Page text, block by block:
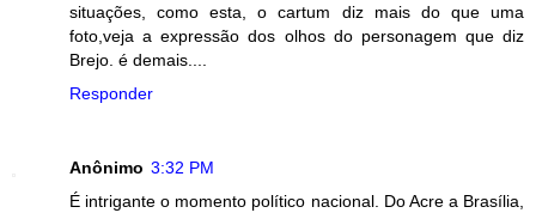
situações, como esta, o cartum diz mais do que uma
foto,veja a expressão dos olhos do personagem que diz
Brejo. é demais....
Responder
Anônimo 3:32 PM
É intrigante o momento político nacional. Do Acre a Brasília,